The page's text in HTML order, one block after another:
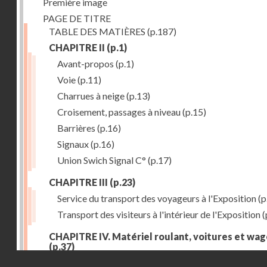
PAGE DE TITRE
TABLE DES MATIÈRES (p.187)
CHAPITRE II (p.1)
Avant-propos (p.1)
Voie(p.11)
Charrues à neige(p.13)
Croisement, passages à niveau(p.15)
Barrières (p.16)
Signaux(p.16)
Union Swich Signal C° (p.17)
CHAPITRE III (p.23)
Service du transport des voyageurs à l'Exposition
Transport des visiteurs à l'intérieur de l'Exposition
CHAPITRE IV. Matériel roulant, voitures et
(p.37)